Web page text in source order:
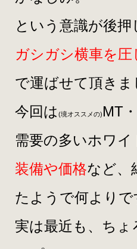
という意識が後押
ガシガシ横車を圧
で運ばせて頂きま
今回は (境オススメの) MT・
需要の多いホワイ
装備や価格など、
たようで何よりで
実は最近も、ち